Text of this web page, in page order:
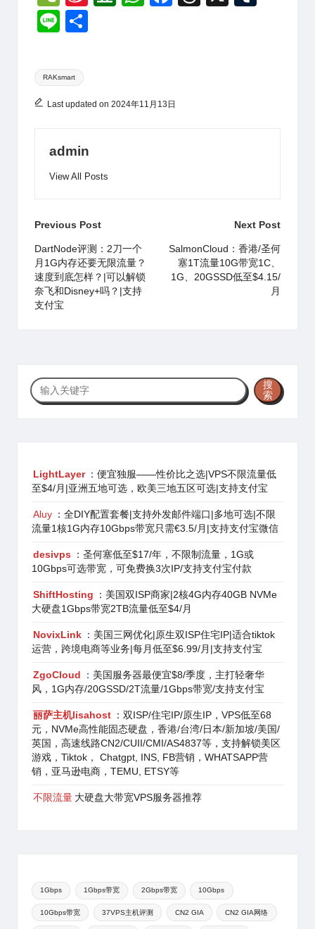
e
C
h
at
b
n
p
o
Li
e
Tags:
RAKsmart
Last updated on 2024年11月13日
admin
View All Posts
Post
navigation
Previous Post
DartNode评测：2刀一个
月1G内存还要无限流量？
速度到底怎样？|可以解锁
奈飞和Disney+吗？|支持
支付宝
Next Post
SalmonCloud：香港/圣何
塞1T流量10G带宽1C、
1G、20GSSD低至$4.15/
月
搜
索
搜
索
LightLayer ：便宜独服——性价比之选|VPS不限流量低
至$4/月|亚洲五地可选，欧美三地五区可选|支持支付宝
Aluy ：全DIY配置套餐|支持外发邮件端口|多地可选|不限
流量1核1G内存10Gbps带宽只需€3.5/月|支持支付宝微信
desivps
：圣何塞低至$17/年，不限制流量，1G或
10Gbps可选带宽，可免费换3次IP/支持支付宝付款
ShiftHosting
：美国双ISP商家|2核4G内存40GB NVMe
大硬盘1Gbps带宽2TB流量低至$4/月
NovixLink ：美国三网优化|原生双ISP住宅IP|适合tiktok
运营，跨境电商等业务|每月低至$6.99/月|支持支付宝
ZgoCloud
：美国服务器最便宜$8/季度，主打轻奢华
风，1G内存/20GSSD/2T流量/1Gbps带宽/支持支付宝
丽萨主机lisahost ：双ISP/住宅IP/原生IP，VPS低至68
元，NVMe高性能固态硬盘，香港/台湾/日本/新加坡/美国/
英国，高速线路CN2/CUII/CMI/AS4837等，支持解锁美区
游戏，Tiktok， Chatgpt, INS, FB营销，WHATSAPP营
销，亚马逊电商，TEMU, ETSY等
不限流量 大硬盘大带宽VPS服务器推荐
1Gbps 1Gbps带宽 2Gbps带宽 10Gbps
10Gbps带宽 37VPS主机评测 CN2 GIA CN2 GIA网络